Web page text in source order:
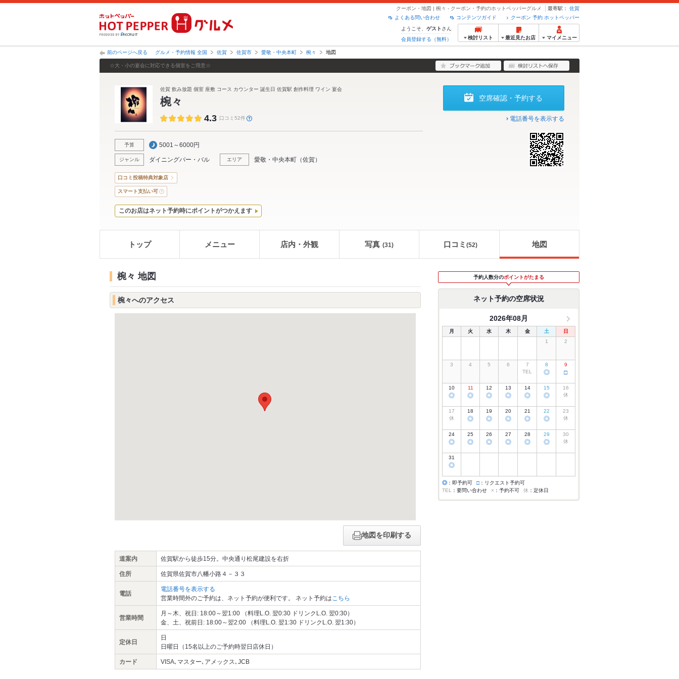
クーポン・地図 | 椀々 - クーポン・予約のホットペッパーグルメ 最寄駅：
佐賀
クーポン 予約 ホットペッパー
コンテンツガイド
よくある問い合わせ
ようこそ、 ゲスト さん
会員登録する（無料）
検討リスト 最近見たお店 マイメニュー
前のページへ戻る グルメ・予約情報 全国 佐賀 佐賀市 愛敬・中央本町 椀々 地図
☆大・小の宴会に対応できる個室をご用意☆
佐賀 飲み放題 個室 座敷 コース カウンター 誕生日 佐賀駅 創作料理 ワイン 宴会
椀々
4.3 口コミ52件
予算 5001～6000円
ジャンル ダイニングバー・バル エリア 愛敬・中央本町 （佐賀）
空席確認・予約する
電話番号を表示する
口コミ投稿特典対象店
スマート支払い可
このお店はネット予約時にポイントがつかえます
トップ メニュー 店内・外観 写真 (31) 口コミ (52) 地図
椀々 地図
椀々へのアクセス
地図を印刷する
道案内 佐賀駅から徒歩15分。中央通り松尾建設を右折
住所 佐賀県佐賀市八幡小路４－３３
電話
電話番号を表示する
営業時間外のご予約は、ネット予約が便利です。 ネット予約はこちら
営業時間
月～木、祝日: 18:00～翌1:00 （料理L.O. 翌0:30 ドリンクL.O. 翌0:30）
金、土、祝前日: 18:00～翌2:00 （料理L.O. 翌1:30 ドリンクL.O. 翌1:30）
定休日
日
日曜日（15名以上のご予約時翌日店休日）
カード VISA､マスター､アメックス､JCB
予約人数分のポイントがたまる
ネット予約の空席状況
2026年08月
月 火 水 木 金 土
日
1
2
3 4 5 6
7
TEL
8
◎
9
□
10
◎
11
◎
12
◎
13
◎
14
◎
15
◎
16
休
17
休
18
◎
19
◎
20
◎
21
◎
22
◎
23
休
24
◎
25
◎
26
◎
27
◎
28
◎
29
◎
30
休
31
◎
◎ ：即予約可 □ ：リクエスト予約可
TEL
：要問い合わせ × ：予約不可 休 ：定休日